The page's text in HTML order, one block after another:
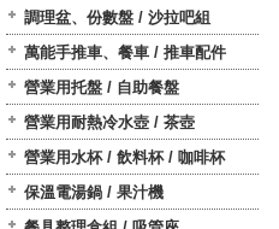
調理盆、份數盤 / 沙拉吧組
萬能手推車、餐車 / 推車配件
營業用托盤 / 自助餐盤
營業用耐熱冷水壺 / 茶壺
營業用水杯 / 飲料杯 / 咖啡杯
保溫電湯鍋 / 果汁機